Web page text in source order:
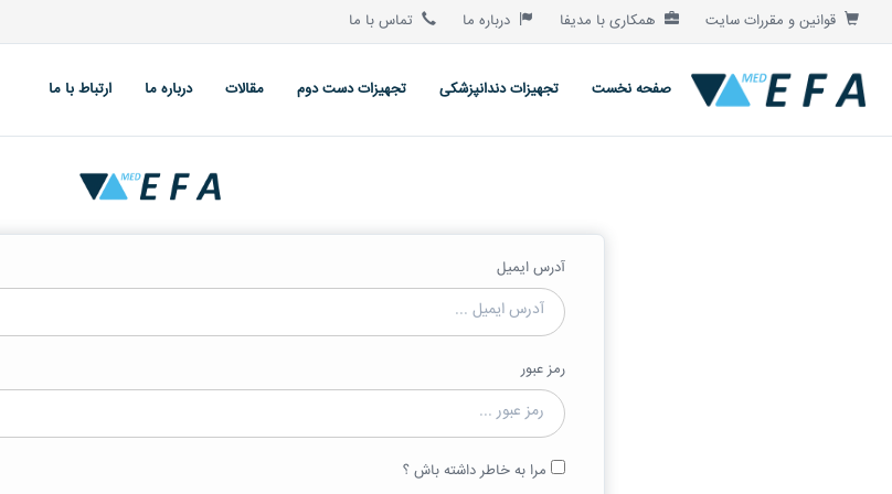
قوانین و مقررات سایت همکاری با مدیفا درباره ما تماس با ما
صفحه نخست تجهیزات دندانپزشکی تجهیزات دست دوم مقالات درباره ما ارتباط با ما
آدرس ایمیل
رمز عبور
مرا به خاطر داشته باش ؟